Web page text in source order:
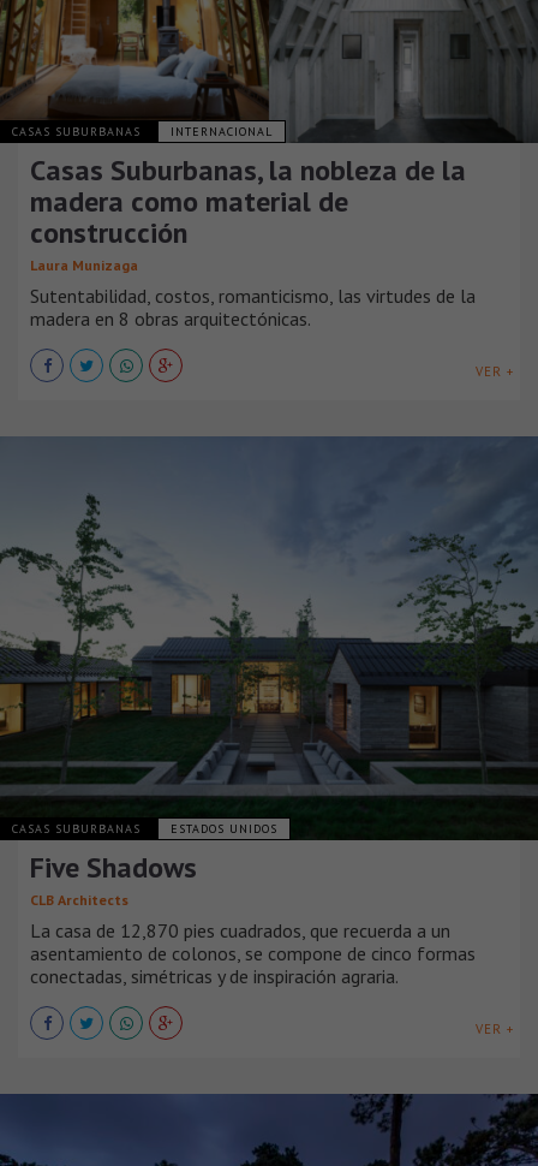
CASAS SUBURBANAS INTERNACIONAL
Casas Suburbanas, la nobleza de la
madera como material de
construcción
Laura Munizaga
Sutentabilidad, costos, romanticismo, las virtudes de la
madera en 8 obras arquitectónicas.
VER +
CASAS SUBURBANAS ESTADOS UNIDOS
Five Shadows
CLB Architects
La casa de 12,870 pies cuadrados, que recuerda a un
asentamiento de colonos, se compone de cinco formas
conectadas, simétricas y de inspiración agraria.
VER +